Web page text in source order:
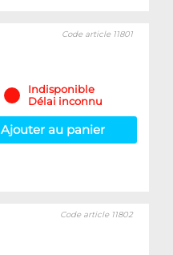
Code article 11801
Indisponible
Délai inconnu
Ajouter au panier
Code article 11802